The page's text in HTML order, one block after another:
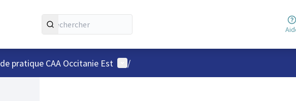
pratique CAA Occitanie Est Menu utilisateur
/